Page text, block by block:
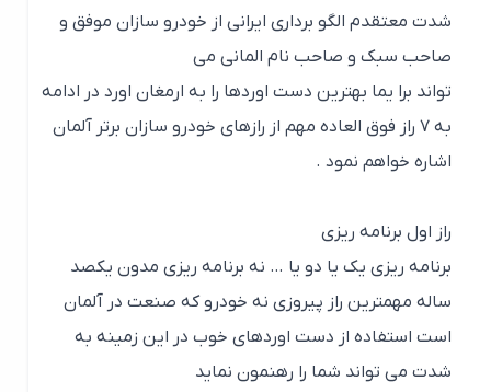
شدت معتقدم الگو برداری ایرانی از خودرو سازان موفق و
صاحب سبک و صاحب نام المانی می
تواند برا یما بهترین دست اوردها را به ارمغان اورد در ادامه
به ۷ راز فوق العاده مهم از رازهای خودرو سازان برتر آلمان
اشاره خواهم نمود .
راز اول برنامه ریزی
برنامه ریزی یک یا دو یا … نه برنامه ریزی مدون یکصد
ساله مهمترین راز پیروزی نه خودرو که صنعت در آلمان
است استفاده از دست اوردهای خوب در این زمینه به
شدت می تواند شما را رهنمون نماید